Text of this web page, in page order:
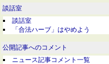
談話室
談話室
「合法ハーブ」はやめよう
公開記事へのコメント
ニュース記事コメント一覧